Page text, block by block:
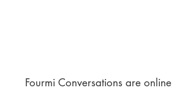
Fourmi Conversations are online